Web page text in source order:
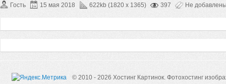
Гость 15 мая 2018 622kb (1820 x 1365) 397 Не
© 2010 - 2026 Хостинг Картинок. Фотохостинг